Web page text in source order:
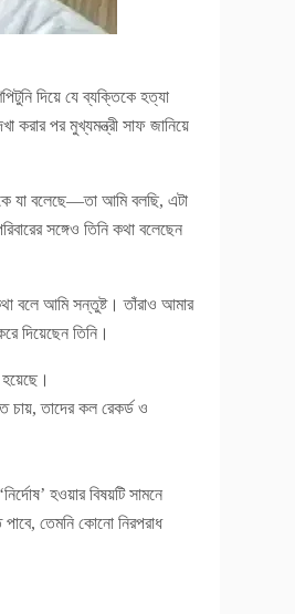
দিয়ে যে ব্যক্তিকে হত্যা
করার পর মুখ্যমন্ত্রী সাফ জানিয়ে
যা বলেছে—তা আমি বলছি, এটা
সঙ্গেও তিনি কথা বলেছেন
কথা বলে আমি সন্তুষ্ট। তাঁরাও আমার
দিয়েছেন তিনি।
চায়, তাদের কল রেকর্ড ও
হওয়ার বিষয়টি সামনে
তেমনি কোনো নিরপরাধ